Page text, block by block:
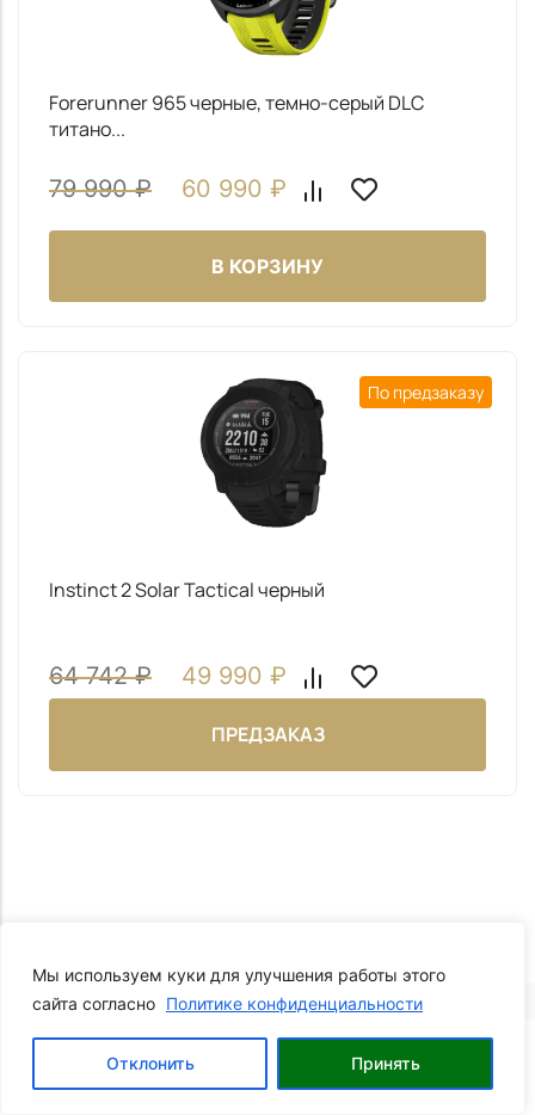
Мы используем куки для улучшения работы этого
сайта согласно Политике конфиденциальности
Отклонить Принять
Forerunner 965 черные, темно-серый DLC
титано...
79 990₽ 60 990 ₽
В КОРЗИНУ
По предзаказу
Instinct 2 Solar Tactical черный
64 742₽ 49 990 ₽
ПРЕДЗАКАЗ
Вы еще не посмотрели не одного товара
Главная Каталог
0
Профиль Позвонить